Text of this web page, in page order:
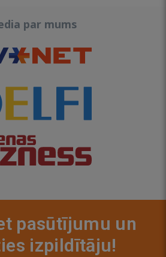
par mums
pasūtījumu un
izpildītāju!